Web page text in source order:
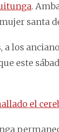
.
santa
los
este
el